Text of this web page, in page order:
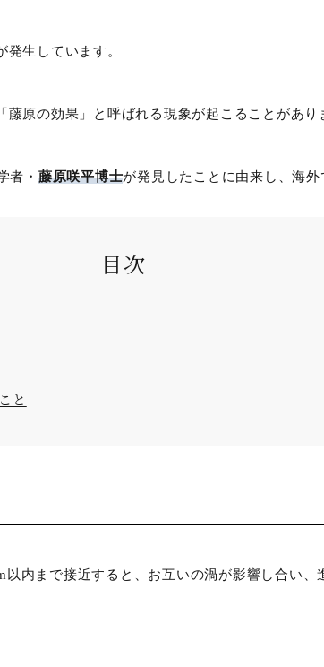
生しています。
藤原の効果」と呼ばれる現象が起こることがあり
者・ 藤原咲平博士が発見したことに由来し、海
目次
と
内まで接近すると、お互いの渦が影響し合い、